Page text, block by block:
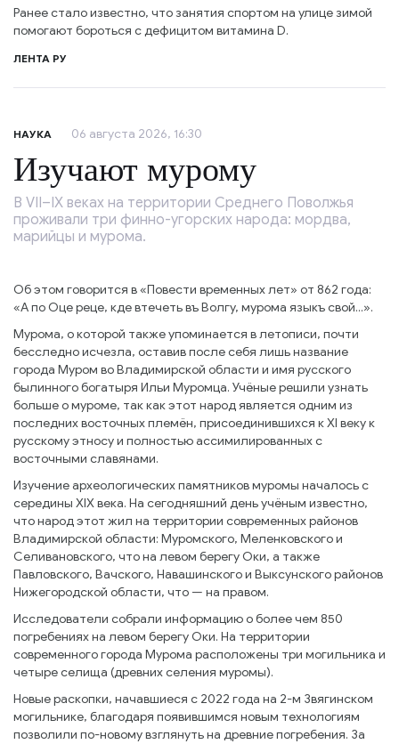
Ранее стало известно, что занятия спортом на улице зимой
помогают бороться с дефицитом витамина D.
ЛЕНТА РУ
НАУКА 06 августа 2026, 16:30
Изучают мурому
В VII–IX веках на территории Среднего Поволжья
проживали три финно-угорских народа: мордва,
марийцы и мурома.
Об этом говорится в «Повести временных лет» от 862 года:
«А по Оце реце, кде втечеть въ Волгу, мурома языкъ свой...».
Мурома, о которой также упоминается в летописи, почти
бесследно исчезла, оставив после себя лишь название
города Муром во Владимирской области и имя русского
былинного богатыря Ильи Муромца. Учёные решили узнать
больше о муроме, так как этот народ является одним из
последних восточных племён, присоединившихся к XI веку к
русскому этносу и полностью ассимилированных с
восточными славянами.
Изучение археологических памятников муромы началось с
середины XIX века. На сегодняшний день учёным известно,
что народ этот жил на территории современных районов
Владимирской области: Муромского, Меленковского и
Селивановского, что на левом берегу Оки, а также
Павловского, Вачского, Навашинского и Выксунского районов
Нижегородской области, что — на правом.
Исследователи собрали информацию о более чем 850
погребениях на левом берегу Оки. На территории
современного города Мурома расположены три могильника и
четыре селища (древних селения муромы).
Новые раскопки, начавшиеся с 2022 года на 2-м Звягинском
могильнике, благодаря появившимся новым технологиям
позволили по-новому взглянуть на древние погребения. За